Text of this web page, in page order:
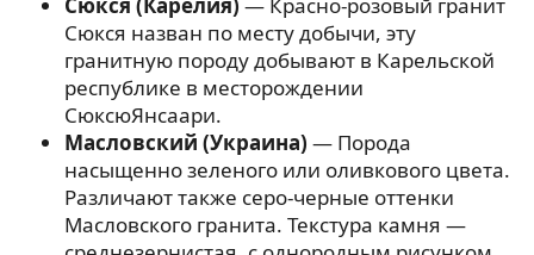
Сюкся назван по месту добычи, эту
гранитную породу добывают в Карельской
республике в месторождении
СюксюЯнсаари.
Масловский (Украина) — Порода
насыщенно зеленого или оливкового цвета.
Различают также серо-черные оттенки
Масловского гранита. Текстура камня —